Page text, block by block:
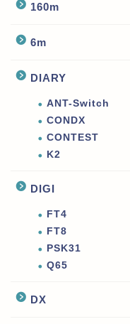
160m
6m
DIARY
ANT-Switch
CONDX
CONTEST
K2
DIGI
FT4
FT8
PSK31
Q65
DX